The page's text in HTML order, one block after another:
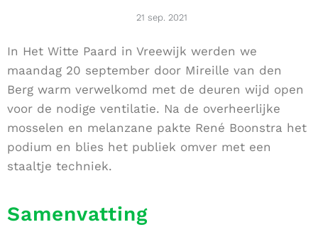
21 sep. 2021
In Het Witte Paard in Vreewijk werden we
maandag 20 september door Mireille van den
Berg warm verwelkomd met de deuren wijd open
voor de nodige ventilatie. Na de overheerlijke
mosselen en melanzane pakte René Boonstra het
podium en blies het publiek omver met een
staaltje techniek.
Samenvatting